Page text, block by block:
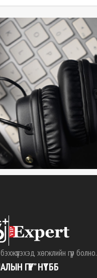
хөгжлийн гүүр болно.
ГҮҮР” НҮТББ